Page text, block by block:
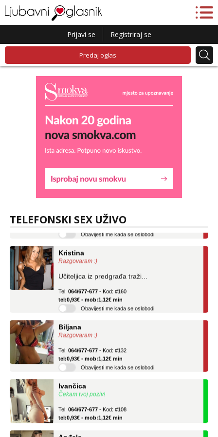
Prijavi se Registriraj se
Predaj oglas
TELEFONSKI SEX UŽIVO
Liliana
tel:0,93€ - mob:1,12€ min
Obavijesti me kada se oslobodi
Razgovaram :)
064/677-677
- Kod: #160
tel:0,93€ - mob:1,12€ min
Obavijesti me kada se oslobodi
Razgovaram :)
tel:0,93€ - mob:1,12€ min
Obavijesti me kada se oslobodi
Čekam tvoj poziv!
tel:0,93€ - mob:1,12€ min